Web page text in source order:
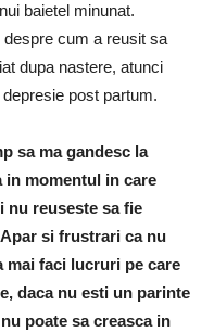
baietel minunat.
cum a reusit sa
dupa nastere, atunci
post partum.
sa ma gandesc la
in momentul in care
nu reuseste sa fie
si frustrari ca nu
mai faci lucruri pe care
daca nu esti un parinte
poate sa creasca in